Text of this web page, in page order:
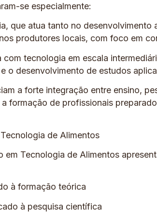
se especialmente:
que atua tanto no desenvolvimento
produtores locais, com foco em
tecnologia em escala
o desenvolvimento de estudos
a forte integração entre ensino,
formação de profissionais
de Alimentos
em Tecnologia de Alimentos
à formação teórica
à pesquisa científica